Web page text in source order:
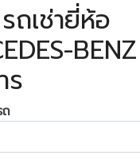
ถเช่ายี่ห้อ
ร